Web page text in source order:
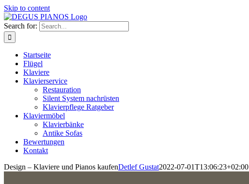
Skip to content
Search for:
Startseite
Flügel
Klaviere
Klavierservice
Restauration
Silent System nachrüsten
Klavierpflege Ratgeber
Klaviermöbel
Klavierbänke
Antike Sofas
Bewertungen
Kontakt
Design – Klaviere und Pianos kaufenDetlef Gustat2022-07-01T13:06:23+02:00